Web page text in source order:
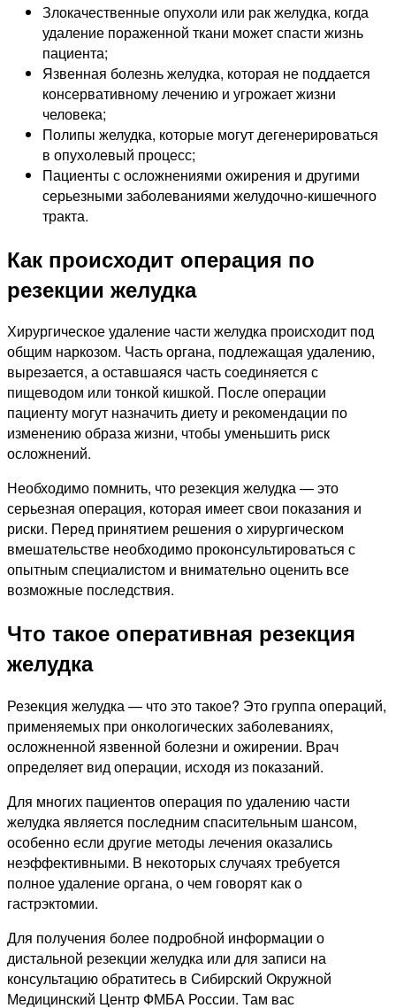
Злокачественные опухоли или рак желудка, когда
удаление пораженной ткани может спасти жизнь
пациента;
Язвенная болезнь желудка, которая не поддается
консервативному лечению и угрожает жизни
человека;
Полипы желудка, которые могут дегенерироваться
в опухолевый процесс;
Пациенты с осложнениями ожирения и другими
серьезными заболеваниями желудочно-кишечного
тракта.
Как происходит операция по
резекции желудка
Хирургическое удаление части желудка происходит под
общим наркозом. Часть органа, подлежащая удалению,
вырезается, а оставшаяся часть соединяется с
пищеводом или тонкой кишкой. После операции
пациенту могут назначить диету и рекомендации по
изменению образа жизни, чтобы уменьшить риск
осложнений.
Необходимо помнить, что резекция желудка — это
серьезная операция, которая имеет свои показания и
риски. Перед принятием решения о хирургическом
вмешательстве необходимо проконсультироваться с
опытным специалистом и внимательно оценить все
возможные последствия.
Что такое оперативная резекция
желудка
Резекция желудка — что это такое? Это группа операций,
применяемых при онкологических заболеваниях,
осложненной язвенной болезни и ожирении. Врач
определяет вид операции, исходя из показаний.
Для многих пациентов операция по удалению части
желудка является последним спасительным шансом,
особенно если другие методы лечения оказались
неэффективными. В некоторых случаях требуется
полное удаление органа, о чем говорят как о
гастрэктомии.
Для получения более подробной информации о
дистальной резекции желудка или для записи на
консультацию обратитесь в Сибирский Окружной
Медицинский Центр ФМБА России. Там вас